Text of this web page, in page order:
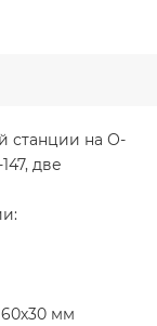
станции на О-
две
мм